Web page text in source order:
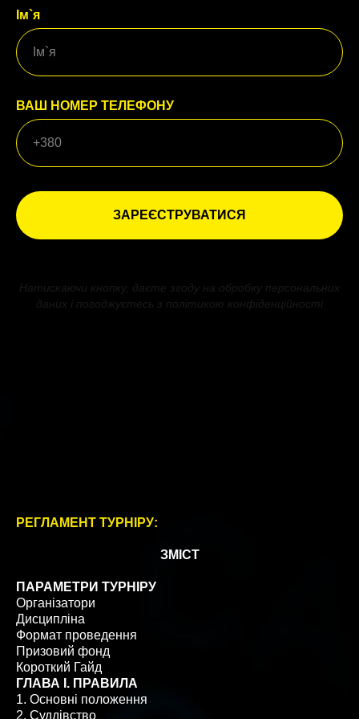
Ім`я
ВАШ НОМЕР ТЕЛЕФОНУ
ЗАРЕЄСТРУВАТИСЯ
Натискаючи кнопку, даєте згоду на обробку персональних
даних і погоджуєтесь з політикою конфіденційності
РЕГЛАМЕНТ ТУРНІРУ:
ЗМІСТ
ПАРАМЕТРИ ТУРНІРУ
Організатори
Дисципліна
Формат проведення
Призовий фонд
Короткий Гайд
ГЛАВА I. ПРАВИЛА
1. Основні положення
2. Суддівство